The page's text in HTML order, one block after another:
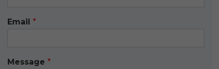
Email *
Message *